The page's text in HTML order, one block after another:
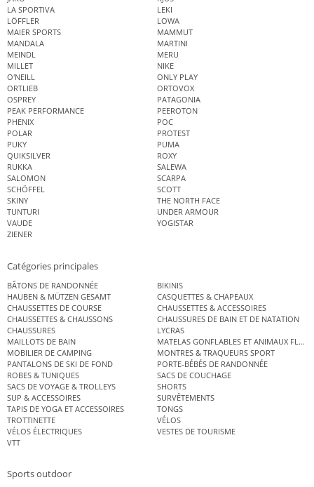
LA SPORTIVA
LEKI
LÖFFLER
LOWA
MAIER SPORTS
MAMMUT
MANDALA
MARTINI
MEINDL
MERU
MILLET
NIKE
O'NEILL
ONLY PLAY
ORTLIEB
ORTOVOX
OSPREY
PATAGONIA
PEAK PERFORMANCE
PEEROTON
PHENIX
POC
POLAR
PROTEST
PUKY
PUMA
QUIKSILVER
ROXY
RUKKA
SALEWA
SALOMON
SCARPA
SCHÖFFEL
SCOTT
SKINY
THE NORTH FACE
TUNTURI
UNDER ARMOUR
VAUDE
YOGISTAR
ZIENER
Catégories principales
BÂTONS DE RANDONNÉE
BIKINIS
HAUBEN & MÜTZEN GESAMT
CASQUETTES & CHAPEAUX
CHAUSSETTES DE COURSE
CHAUSSETTES & ACCESSOIRES
CHAUSSETTES & CHAUSSONS
CHAUSSURES DE BAIN ET DE NATATION
CHAUSSURES
LYCRAS
MAILLOTS DE BAIN
MATELAS GONFLABLES ET ANIMAUX
MOBILIER DE CAMPING
MONTRES & TRAQUEURS SPORT
PANTALONS DE SKI DE FOND
PORTE-BÉBÉS DE RANDONNÉE
ROBES & TUNIQUES
SACS DE COUCHAGE
SACS DE VOYAGE & TROLLEYS
SHORTS
SUP & ACCESSOIRES
SURVÊTEMENTS
TAPIS DE YOGA ET ACCESSOIRES
TONGS
TROTTINETTE
VÉLOS
VÉLOS ÉLECTRIQUES
VESTES DE TOURISME
VTT
Sports outdoor